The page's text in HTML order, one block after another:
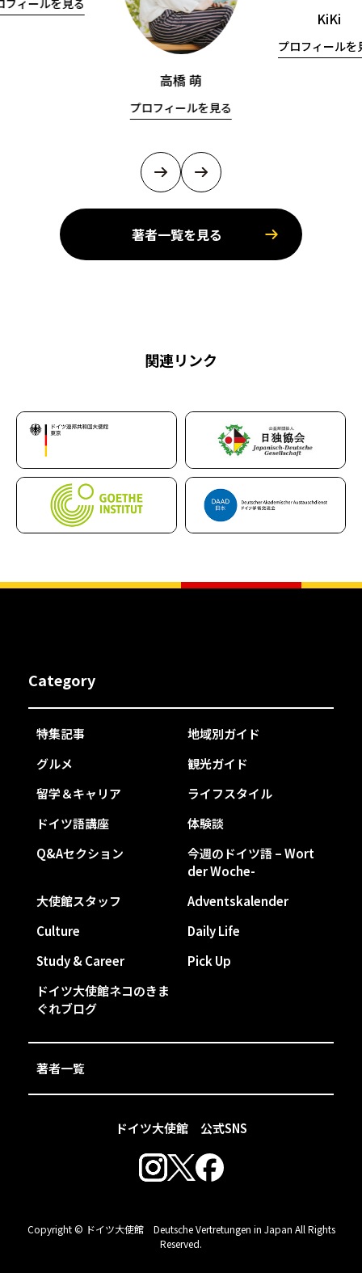
高橋 萌
プロフィールを見る
KiKi
プロフィールを
著者一覧を見る
関連リンク
ドイツ大使館 公式SNS
Category
特集記事
地域別ガイド
グルメ
観光ガイド
留学＆キャリア
ライフスタイル
ドイツ語講座
体験談
Q&Aセクション
今週のドイツ語 – Wort
der Woche-
大使館スタッフ
Adventskalender
Culture
Daily Life
Study & Career
Pick Up
ドイツ大使館ネコのきま
ぐれブログ
著者一覧
Copyright © ドイツ大使館 Deutsche Vertretungen in Japan All Rights
Reserved.